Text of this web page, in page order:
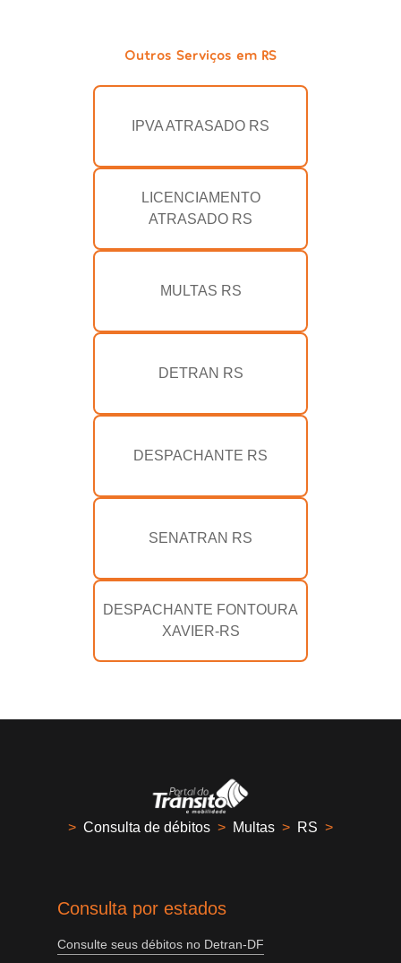
Outros Serviços em RS
IPVA ATRASADO RS
LICENCIAMENTO
ATRASADO RS
MULTAS RS
DETRAN RS
DESPACHANTE RS
SENATRAN RS
DESPACHANTE FONTOURA
XAVIER-RS
> Consulta de débitos > Multas > RS >
Consulta por estados
Consulte seus débitos no Detran-DF